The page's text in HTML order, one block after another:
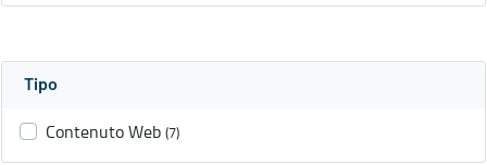
Tipo
Contenuto Web (7)